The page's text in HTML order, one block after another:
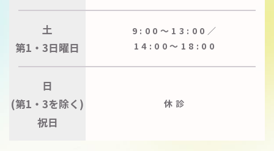
土
第1・3日曜日
9:00〜13:00／
14:00〜18:00
日
(第1・3を除く)
祝日
休診